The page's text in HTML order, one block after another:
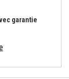
garantie